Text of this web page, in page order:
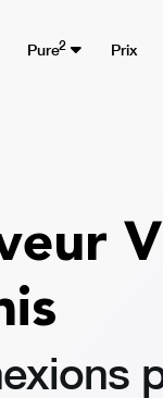
Pure2 Prix